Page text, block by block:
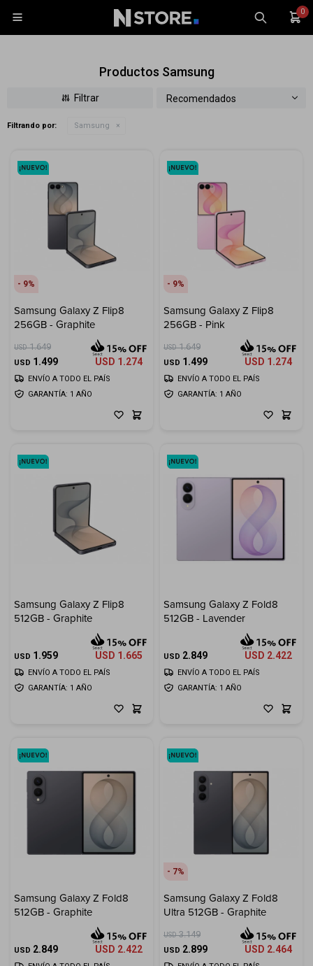
0

Productos Samsung
Recomendados
Filtrando por: Samsung
9
Samsung Galaxy Z Flip8
256GB - Graphite
USD 1.649
USD 1.499 USD 1.274
GARANTÍA: 1 AÑO
ENVÍO A TODO EL PAÍS
9
Samsung Galaxy Z Flip8
256GB - Pink
USD 1.649
USD 1.499 USD 1.274
GARANTÍA: 1 AÑO
ENVÍO A TODO EL PAÍS
Samsung Galaxy Z Flip8
512GB - Graphite
USD 1.959 USD 1.665
GARANTÍA: 1 AÑO
ENVÍO A TODO EL PAÍS
Samsung Galaxy Z Fold8
512GB - Lavender
USD 2.849 USD 2.422
GARANTÍA: 1 AÑO
ENVÍO A TODO EL PAÍS
Samsung Galaxy Z Fold8
512GB - Graphite
USD 2.849 USD 2.422
7
Samsung Galaxy Z Fold8
Ultra 512GB - Graphite
USD 3.149
USD 2.899 USD 2.464
Tecnología
Movilidad
Tiendas
Monitores